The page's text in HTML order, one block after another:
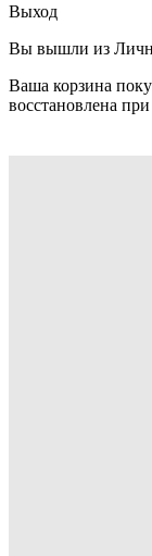
Выход
Вы вышли из
Ваша корзина
восстановлена